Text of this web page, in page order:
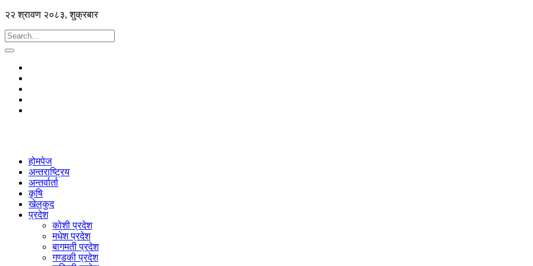
२२ श्रावण २०८३, शुक्रबार
होमपेज
अन्तराष्ट्रिय
अन्तर्वार्ता
कृषि
खेलकुद
प्रदेश
कोशी प्रदेश
मधेश प्रदेश
बागमती प्रदेश
गण्डकी प्रदेश